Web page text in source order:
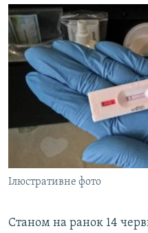
Перейти
до
пошуку
ПОГЛЯД
ІНТЕРВ'Ю
ВСЕ ЗА ДЕНЬ
СПЕЦПРОЕКТИ
ДЕПОРТАЦІЯ
ВІДЕОУРОКИ «ELIFBE»
СВІДЧЕННЯ ОКУПАЦІЇ
УКРАЇНСЬКА ПРОБЛЕМА КРИМУ
ЯК ОБІЙТИ БЛОКУВАННЯ
Qırımtatar
Ілюстративне фото
Станом на ранок 14